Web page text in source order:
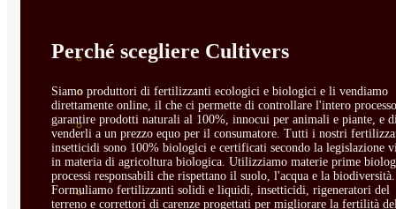
ÁCIDOS HÚMICOS
MATERIAS PRIMAS
PROTECCIÓN CULTIVOS Y
PLANTAS
PLANTAS INTERIOR
Perché scegliere Cultivers
Siamo produttori di fertilizzanti ecologici e biologici e li vendiamo
direttamente online, il che ci permette di controllare l'intero
garantire prodotti naturali al 100%, innocui per animali e piante, e
venderli a un prezzo equo per il consumatore. Tutti i nostri
insetticidi sono 100% biologici e certificati secondo la legislazione
in materia di agricoltura biologica. Utilizziamo materie prime
processi responsabili che rispettano il suolo, l'acqua e la biodiversità.
Formuliamo fertilizzanti solidi e liquidi, insetticidi, rigeneratori del
terreno e correttori di carenze progettati per migliorare la fertilità